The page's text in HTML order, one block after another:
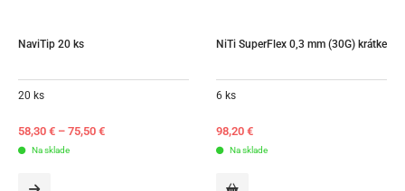
NaviTip 20 ks
20 ks
58,30 € – 75,50 €
Na sklade
NiTi SuperFlex 0,3 mm (30G) krátke
6 ks
98,20 €
Na sklade